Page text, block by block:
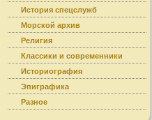
История спецслужб
Морской архив
Религия
Классики и современники
Историография
Эпиграфика
Разное